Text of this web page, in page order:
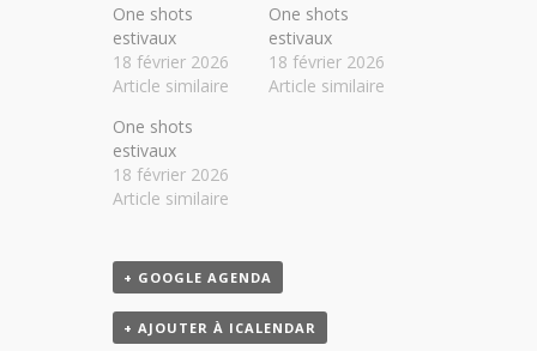
One shots
estivaux
18 février 2026
Article similaire
One shots
estivaux
18 février 2026
Article similaire
One shots
estivaux
18 février 2026
Article similaire
+ GOOGLE AGENDA
+ AJOUTER À ICALENDAR